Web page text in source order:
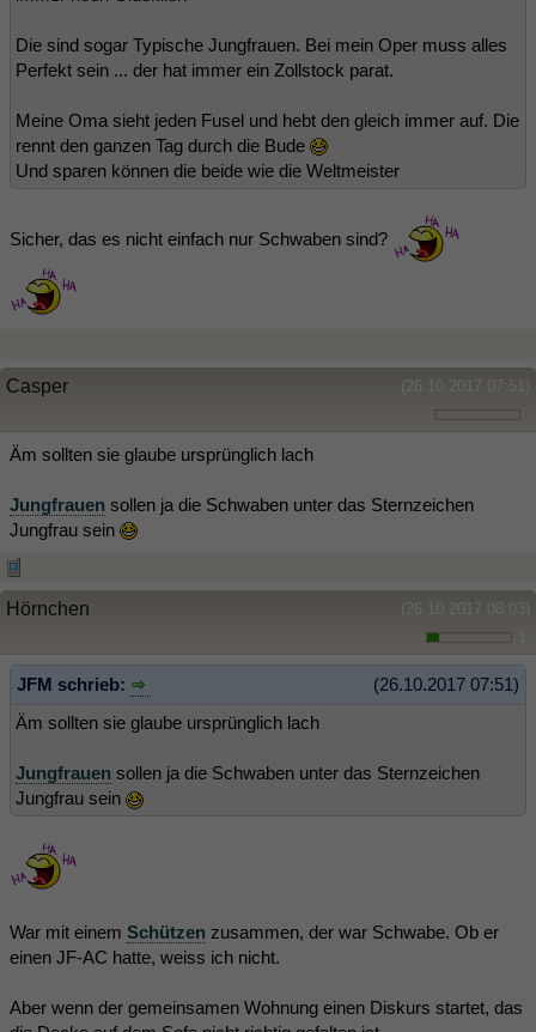
Die sind sogar Typische Jungfrauen. Bei mein Oper muss alles
Perfekt sein ... der hat immer ein Zollstock parat.
Meine Oma sieht jeden Fusel und hebt den gleich immer auf. Die
rennt den ganzen Tag durch die Bude
Und sparen können die beide wie die Weltmeister
Sicher, das es nicht einfach nur Schwaben sind?
(26.10.2017 07:51)
Casper
Äm sollten sie glaube ursprünglich lach
Jungfrauen sollen ja die Schwaben unter das Sternzeichen
Jungfrau sein
(26.10.2017 08:03)
Hörnchen
(26.10.2017 07:51)
JFM schrieb:
Äm sollten sie glaube ursprünglich lach
Jungfrauen sollen ja die Schwaben unter das Sternzeichen
Jungfrau sein
War mit einem Schützen zusammen, der war Schwabe. Ob er
einen JF-AC hatte, weiss ich nicht.
Aber wenn der gemeinsamen Wohnung einen Diskurs startet, das